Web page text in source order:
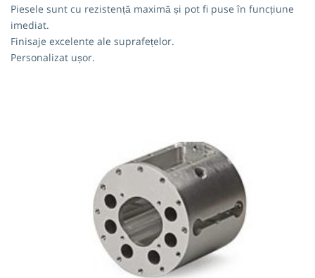
Piesele sunt cu rezistență maximă și pot fi puse în funcțiune
imediat.
Finisaje excelente ale suprafețelor.
Personalizat ușor.